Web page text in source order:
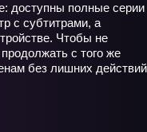
доступны полные серии
с субтитрами, а
Чтобы не
с того же
без лишних действий